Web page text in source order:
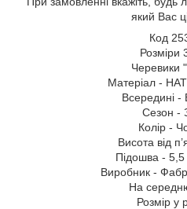
який Вас
Код
Розміри
Черевики
Матеріал -
Всередині -
Сезон -
Колір -
Висота від
Підошва -
Виробник -
На
Розмір у